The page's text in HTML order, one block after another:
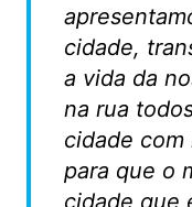
cidade,
a vida da
na rua
cidade
para que o
cidade que